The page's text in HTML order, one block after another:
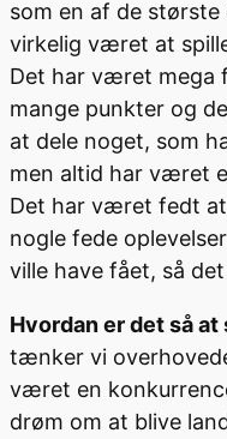
som en af de
virkelig været at
Det har været mega
mange punkter og
at dele noget, som
men altid har været
Det har været fedt
nogle fede
ville have fået, så
Hvordan er det så
tænker vi
været en
drøm om at blive